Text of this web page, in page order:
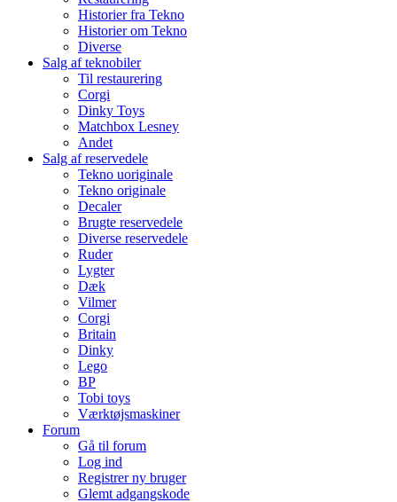
Historier fra Tekno
Historier om Tekno
Diverse
Salg af teknobiler
Til restaurering
Corgi
Dinky Toys
Matchbox Lesney
Andet
Salg af reservedele
Tekno uoriginale
Tekno originale
Decaler
Brugte reservedele
Diverse reservedele
Ruder
Lygter
Dæk
Vilmer
Corgi
Britain
Dinky
Lego
BP
Tobi toys
Værktøjsmaskiner
Forum
Gå til forum
Log ind
Registrer ny bruger
Glemt adgangskode